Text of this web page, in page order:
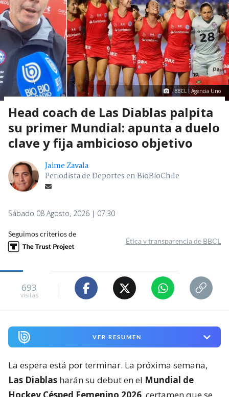
BBCL I Agencia Uno
Head coach de Las Diablas palpita
su primer Mundial: apunta a duelo
clave y fija ambicioso objetivo
Jaime Zavala
Periodista de Deportes en BioBioChile
Sábado 08 Agosto, 2026 | 07:30
Seguimos criterios de
Ética y transparencia de BBCL
693
visitas
VER RESUMEN
La espera está por terminar. La próxima semana,
Las Diablas harán su debut en el Mundial de